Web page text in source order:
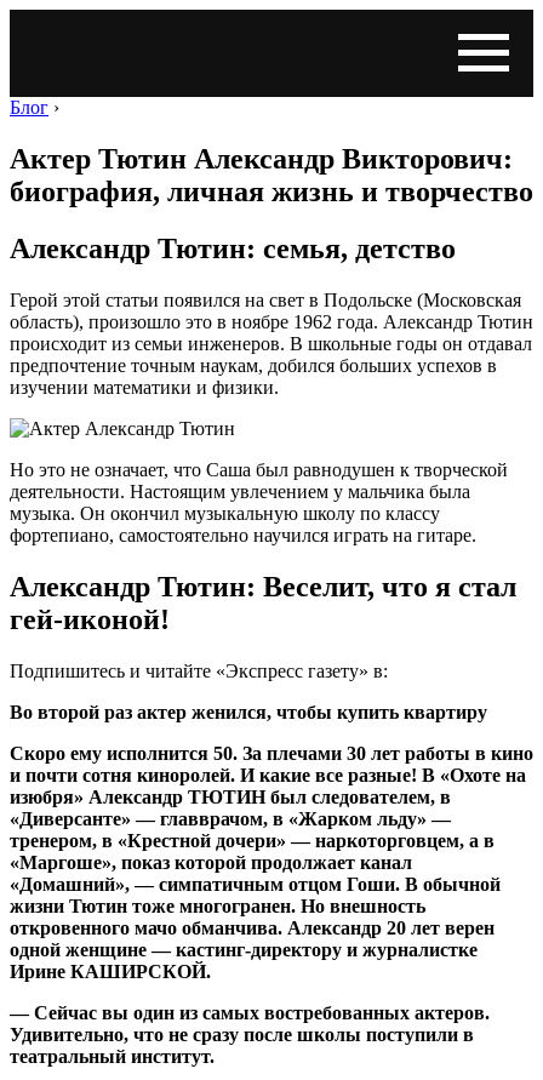
Блог ›
Актер Тютин Александр Викторович:
биография, личная жизнь и творчество
Александр Тютин: семья, детство
Герой этой статьи появился на свет в Подольске (Московская
область), произошло это в ноябре 1962 года. Александр Тютин
происходит из семьи инженеров. В школьные годы он отдавал
предпочтение точным наукам, добился больших успехов в
изучении математики и физики.
Но это не означает, что Саша был равнодушен к творческой
деятельности. Настоящим увлечением у мальчика была
музыка. Он окончил музыкальную школу по классу
фортепиано, самостоятельно научился играть на гитаре.
Александр Тютин: Веселит, что я стал
гей-иконой!
Подпишитесь и читайте «Экспресс газету» в:
Во второй раз актер женился, чтобы купить квартиру
Скоро ему исполнится 50. За плечами 30 лет работы в кино
и почти сотня киноролей. И какие все разные! В «Охоте на
изюбря» Александр ТЮТИН был следователем, в
«Диверсанте» — главврачом, в «Жарком льду» —
тренером, в «Крестной дочери» — наркоторговцем, а в
«Маргоше», показ которой продолжает канал
«Домашний», — симпатичным отцом Гоши. В обычной
жизни Тютин тоже многогранен. Но внешность
откровенного мачо обманчива. Александр 20 лет верен
одной женщине — кастинг-директору и журналистке
Ирине КАШИРСКОЙ.
— Сейчас вы один из самых востребованных актеров.
Удивительно, что не сразу после школы поступили в
театральный институт.